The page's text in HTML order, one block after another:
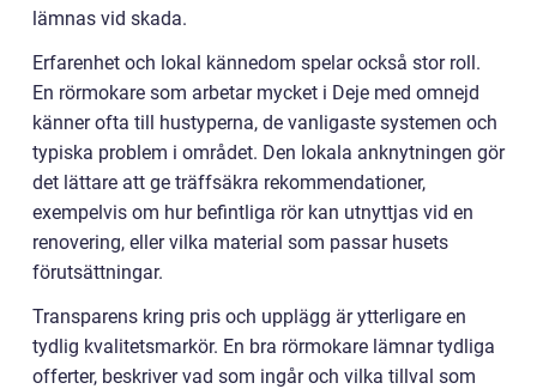
lämnas vid skada.
Erfarenhet och lokal kännedom spelar också stor roll.
En rörmokare som arbetar mycket i Deje med omnejd
känner ofta till hustyperna, de vanligaste systemen och
typiska problem i området. Den lokala anknytningen gör
det lättare att ge träffsäkra rekommendationer,
exempelvis om hur befintliga rör kan utnyttjas vid en
renovering, eller vilka material som passar husets
förutsättningar.
Transparens kring pris och upplägg är ytterligare en
tydlig kvalitetsmarkör. En bra rörmokare lämnar tydliga
offerter, beskriver vad som ingår och vilka tillval som